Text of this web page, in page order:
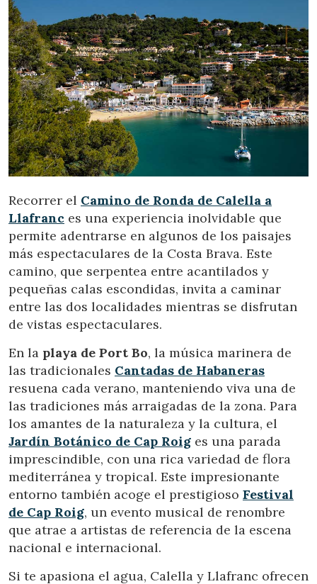
Recorrer el Camino de Ronda de Calella a
Llafranc es una experiencia inolvidable que
permite adentrarse en algunos de los paisajes
más espectaculares de la Costa Brava. Este
camino, que serpentea entre acantilados y
pequeñas calas escondidas, invita a caminar
entre las dos localidades mientras se disfrutan
de vistas espectaculares.
En la playa de Port Bo, la música marinera de
las tradicionales Cantadas de Habaneras
resuena cada verano, manteniendo viva una de
las tradiciones más arraigadas de la zona. Para
los amantes de la naturaleza y la cultura, el
Jardín Botánico de Cap Roig es una parada
imprescindible, con una rica variedad de flora
mediterránea y tropical. Este impresionante
entorno también acoge el prestigioso Festival
de Cap Roig, un evento musical de renombre
que atrae a artistas de referencia de la escena
nacional e internacional.
Si te apasiona el agua, Calella y Llafranc ofrecen